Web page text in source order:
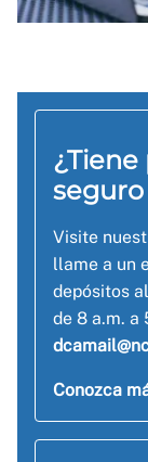
Visite
llame a un
depósitos al
de 8 a.m. a
Conozca